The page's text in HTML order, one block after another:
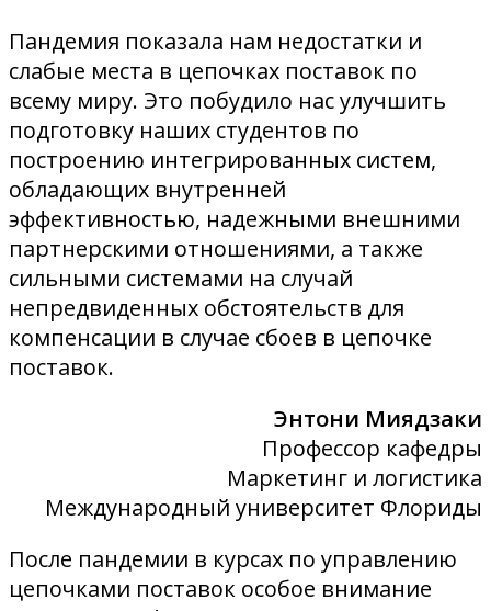
Пандемия показала нам недостатки и
слабые места в цепочках поставок по
всему миру. Это побудило нас улучшить
подготовку наших студентов по
построению интегрированных систем,
обладающих внутренней
эффективностью, надежными внешними
партнерскими отношениями, а также
сильными системами на случай
непредвиденных обстоятельств для
компенсации в случае сбоев в цепочке
поставок.
Энтони Миядзаки
Профессор кафедры
Маркетинг и логистика
Международный университет Флориды
После пандемии в курсах по управлению
цепочками поставок особое внимание